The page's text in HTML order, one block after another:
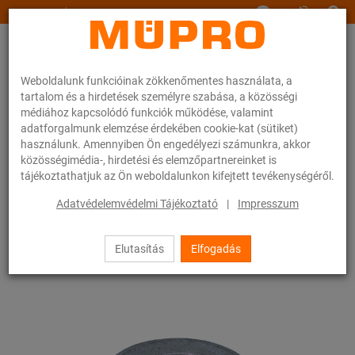
Weboldalunk funkcióinak zökkenőmentes használata, a
tartalom és a hirdetések személyre szabása, a közösségi
médiához kapcsolódó funkciók működése, valamint
adatforgalmunk elemzése érdekében cookie-kat (sütiket)
használunk. Amennyiben Ön engedélyezi számunkra, akkor
közösségimédia-, hirdetési és elemzőpartnereinket is
tájékoztathatjuk az Ön weboldalunkon kifejtett tevékenységéről.
Adatvédelemvédelmi Tájékoztató | Impresszum
Elutasítás Elfogadás
www.muepro.hu
Webáruhàz Rögzítéstechnika Szerelési anyagok Alátét
74 / 83